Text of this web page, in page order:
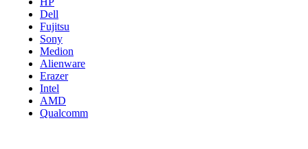
Dell
Fujitsu
Sony
Medion
Alienware
Erazer
Intel
AMD
Qualcomm